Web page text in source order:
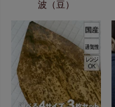
波（豆）